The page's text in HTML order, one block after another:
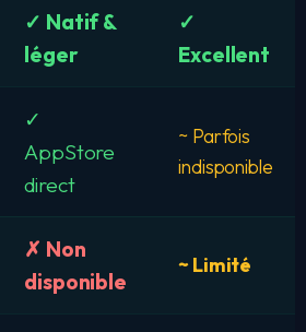
✓ Natif &
léger
✓
Excellent
✓
AppStore
direct
~ Parfois
indisponible
✗ Non
disponible
~ Limité